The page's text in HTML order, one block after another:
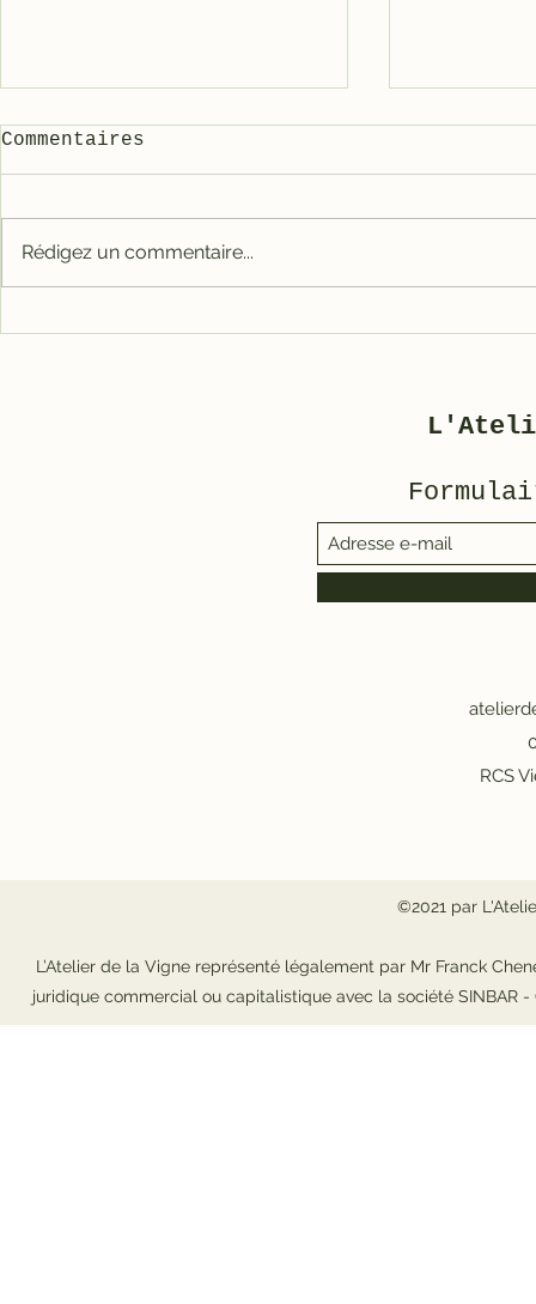
Commentaires
Rédigez un commentaire...
RCS
©2021 par
L’Atelier de la Vigne représenté légalement par Mr Franck
juridique commercial ou capitalistique avec la société SINBAR